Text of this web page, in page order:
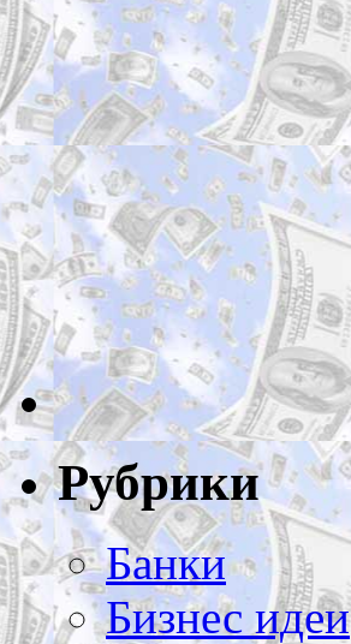
Рубрики
Банки
Бизнес идеи